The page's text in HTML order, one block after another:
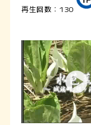
再生回数：130